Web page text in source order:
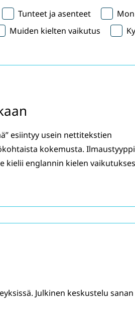
Tunteet ja asenteet
Muiden kielten vaikutus
esiintyy usein nettitekstien
kokemusta.
kielii englannin kielen
Julkinen keskustelu sanan